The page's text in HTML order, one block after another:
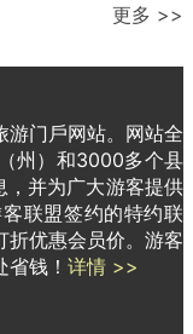
更多 >>
游门戶网站。网站全
州）和3000多个县
，并为广大游客提供
联盟签约的特约联
折优惠会员价。游客
钱！ 详情 >>